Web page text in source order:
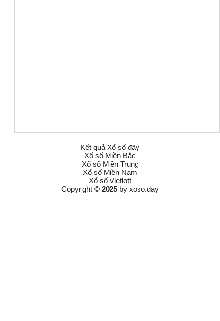
Kết quả Xổ số đây
Xổ số Miền Bắc
Xổ số Miền Trung
Xổ số Miền Nam
Xổ số Vietlott
Copyright © 2025 by xoso.day